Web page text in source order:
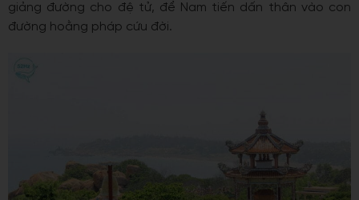
giảng đường cho đệ tử, để Nam tiến dấn thân vào con
đường hoằng pháp cứu đời.